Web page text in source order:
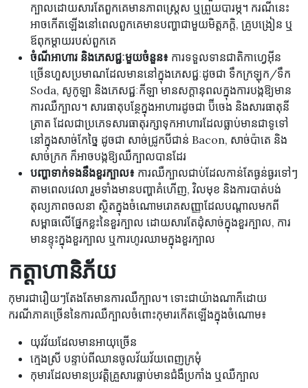
ក្បាលដោយសារតែពួកគេមានភាពស្រ្តេស ឬព្រួយបារម្ភ។ ករណីនេះ
អាចកើតឡើងនៅពេលពួកគេមានបញ្ហាជាមួយមិត្តភក្តិ, គ្រូបង្រៀន ឬ
ឪពុកម្តាយរបស់ពួកគេ
ចំណីអាហារ និងភេសជ្ជៈមួយចំនួន៖ ការទទួលទានជាតិកាហ្វេអ៊ីន
ច្រើនហួសប្រមាណដែលមាននៅក្នុងភេសជ្ជៈដូចជា ទឹកក្រឡុក/ទឹក
Soda, សូកូឡា និងភេសជ្ជៈកីឡា មានសក្តានុពលក្នុងការបង្កឱ្យមាន
ការឈឺក្បាល។ សារធាតុបន្ថែក្នុងអាហារដូចជា ប៊ីចេង និងសារធាតុនី
ត្រាត ដែលជាប្រភេទសារធាតុរក្សាទុកអាហារដែលធ្លាប់មានជាទូទៅ
នៅក្នុងសាច់កែច្នៃ ដូចជា សាច់ជ្រូកបីជាន់ Bacon, សាច់ប៉ាតេ និង
សាច់ក្រក ក៏អាចបង្កឱ្យឈឺក្បាលបានដែរ
បញ្ហាទាក់ទងនឹងខួរក្បាល៖ ការឈឺក្បាលជាប់ដែលកាន់តែធ្ងន់ធ្ងរទៅៗ
តាមពេលវេលា រួមទាំងមានបញ្ហាគំហើញ, វិលមុខ និងការបាត់បង់
តុល្យភាពចលនា ស្ថិតក្នុងចំណោមរោគសញ្ញាដែលបណ្តាលមកពី
សម្ពាធលើផ្នែកខ្លះនៃខួរក្បាល ដោយសារតែដុំសាច់ក្នុងខួរក្បាល, ការ
មានខ្ទុះក្នុងខួរក្បាល ឬការហូរឈាមក្នុងខួរក្បាល
កត្តាហានិភ័យ
កុមារជារឿយៗតែងតែមានការឈឺក្បាល។ ទោះជាយ៉ាងណាក៏ដោយ
ករណីភាគច្រើននៃការឈឺក្បាលចំពោះកុមារកើតឡើងក្នុងចំណោម៖
យុវវ័យដែលមានអាយុច្រើន
ក្មេងស្រី បន្ទាប់ពីឈានចូលវ័យវ័យពេញក្រមុំ
កុមារដែលមានប្រវត្តិគ្រួសារធ្លាប់មានជំងឺប្រកាំង ឬឈឺក្បាល